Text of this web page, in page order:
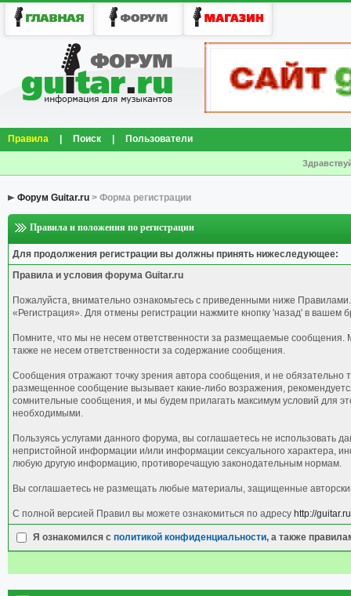
Правила Поиск Пользователи
Форум Guitar.ru > Форма регистрации
Правила и положения по регистрации
Для продолжения регистрации вы должны принять нижеследующее:
Правила и условия форума Guitar.ru
Пожалуйста, внимательно ознакомьтесь с приведенными ниже
«Регистрация». Для отмены регистрации нажмите кнопку 'назад' в вашем
Помните, что мы не несем ответственности за размещаемые
также не несем ответственности за содержание сообщения.
Сообщения отражают точку зрения автора сообщения, и не обязательно
размещенное сообщение вызывает какие-либо возражения,
сомнительные сообщения, и мы будем прилагать максимум условий для
необходимыми.
Пользуясь услугами данного форума, вы соглашаетесь не
непристойной информации и/или информации сексуального характера,
любую другую информацию, противоречащую законодательным нормам.
Вы соглашаетесь не размещать любые материалы, защищенные
С полной версией Правил вы можете ознакомиться по адресу http://
Я ознакомился с политикой конфиденциальности, а также